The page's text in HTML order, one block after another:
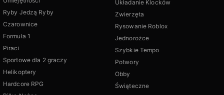
Ryby Jedzą Ryby
Czarownice
Formuła 1
Piraci
Sportowe dla 2 graczy
Helikoptery
Hardcore RPG
Układanie Klocków
Zwierzęta
Rysowanie Roblox
Jednorożce
Szybkie Tempo
Potwory
Obby
Świąteczne